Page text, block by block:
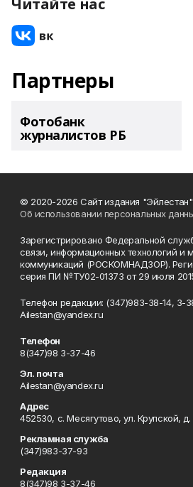
Читайте нас
Партнеры
Фотобанк
журналистов РБ
© 2020-2026 Сайт издания "Эйлестан"
Об использовании персональных
Зарегистрировано Федеральной
связи, информационных технологий и
коммуникаций (РОСКОМНАДЗОР).
серия ПИ №ТУ02-01373 от 29 июля
Телефон редакции: (347)983-38-14, 3-
Ailestan@yandex.ru
Телефон
8(347)98 3-37-46
Эл. почта
Ailestan@yandex.ru
Адрес
452530, с. Месягутово, ул. Крупской, д.
Рекламная служба
(347)983-37-93
Редакция
8(347)98 3-37-46